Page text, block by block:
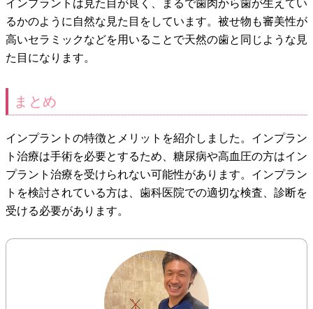
インプラントは見た目が良く、まるで歯肉から歯が生えてい
るかのように自然な見た目をしています。被せ物も審美性が
高いセラミックなどを用いることで天然の歯と同じような見
た目になります。
まとめ
インプラントの特徴とメリットを紹介しました。インプラン
ト治療は手術を必要とするため、糖尿病や高血圧の方はイン
プラント治療を受けられない可能性があります。インプラン
トを検討されている方は、歯科医院での適切な検査、診断を
受ける必要があります。